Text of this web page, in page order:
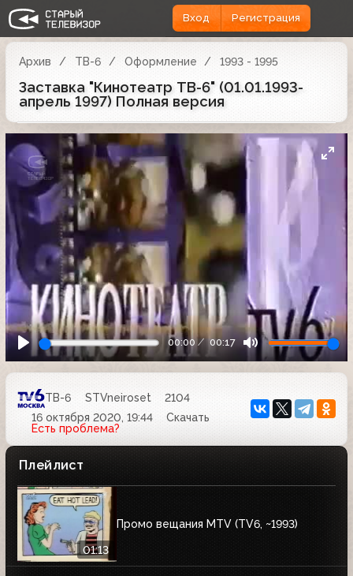
Вход Регистрация
Архив ТВ-6 Оформление 1993 - 1995
Заставка "Кинотеатр ТВ-6" (01.01.1993-
апрель 1997) Полная версия
00:00 00:17
ТВ-6 STVneiroset
2104
16 октября 2020, 19:44
Скачать
Есть проблема?
Плейлист
01:13
Промо вещания MTV (TV6, ~1993)